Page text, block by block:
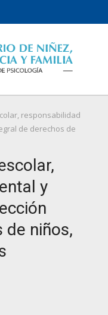
responsabilidad
de derechos de
y
de niños,